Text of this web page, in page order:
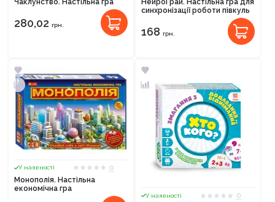
Чаклунство. Настільна гра
280,02 грн.
НейроГрай. Настільна гра для
синхронізації роботи півкуль
168 грн.
У наявності
0
Монополія. Настільна
економічна гра
У наявності
0